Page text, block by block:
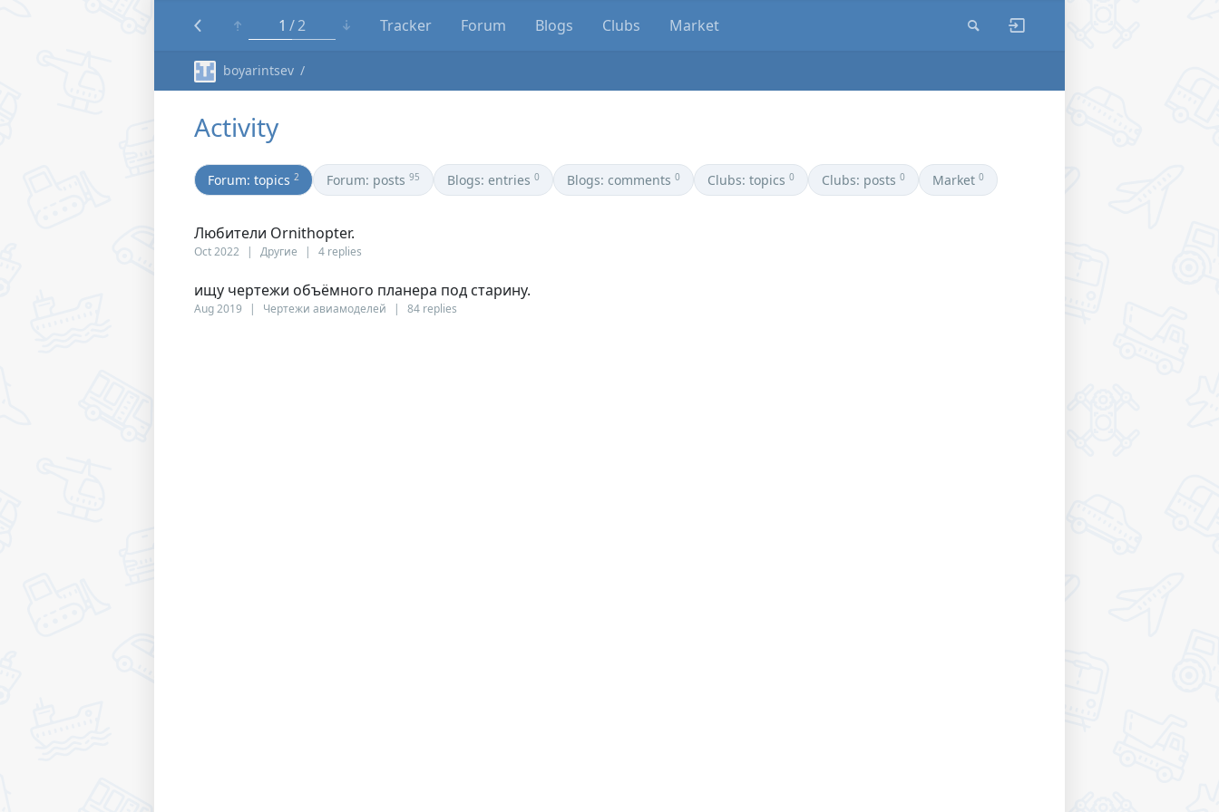
1 2 Tracker Forum Blogs Clubs Market
boyarintsev
Activity
Forum: topics 2 Forum: posts 95 Blogs: entries 0 Blogs: comments 0 Clubs: topics 0 Clubs: posts 0 Market 0
Любители Ornithopter.
Oct 2022 Другие 4 replies
ищу чертежи объёмного планера под старину.
Aug 2019 Чертежи авиамоделей 84 replies